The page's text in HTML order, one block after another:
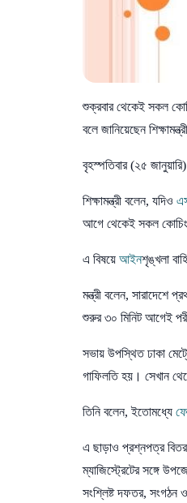
শুক্রবার থেকেই সকল
বলে জানিয়েছেন
বৃহস্পতিবার (২৫
শিক্ষামন্ত্রী বলেন, যদিও
আগে থেকেই সকল কোচিং
এ বিষয়ে আইনশৃঙ্খলা
মন্ত্রী বলেন, সারাদেশে
শুরুর ৩০ মিনিট আগেই
সভায় উপস্থিত ঢাকা
গাফিলতি হয়। সেখান
তিনি বলেন, ইতোমধ্যে
এ ছাড়াও প্রশ্নপত্র
ম্যাজিস্ট্রেটের সঙ্গে
সংশ্লিষ্ট দফতর, সংগঠন ও